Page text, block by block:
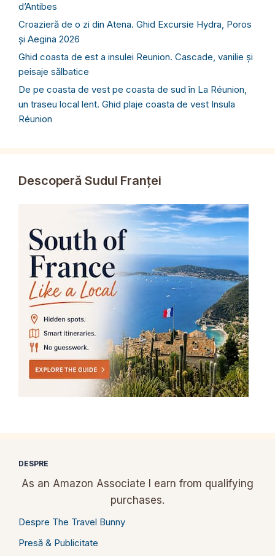
d’Antibes
Croazieră de o zi din Atena. Ghid Excursie Hydra, Poros
și Aegina 2026
Ghid coasta de est a insulei Reunion. Cascade, vanilie și
peisaje sălbatice
De pe coasta de vest pe coasta de sud în La Réunion,
un traseu local lent. Ghid plaje coasta de vest Insula
Réunion
Descoperă Sudul Franței
DESPRE
As an Amazon Associate I earn from qualifying
purchases.
Despre The Travel Bunny
Presă & Publicitate